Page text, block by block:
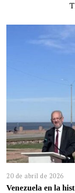
20 de abril de 2026
Venezuela en la